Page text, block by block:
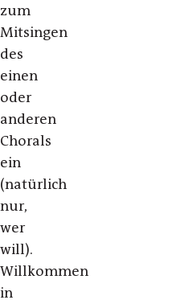
zum
Mitsingen
des
einen
oder
anderen
Chorals
ein
(natürlich
nur,
wer
will).
Willkommen
in